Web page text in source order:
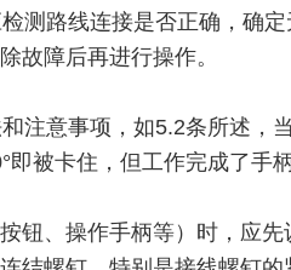
测路线连接是否正确，确
故障后再进行操作。
注意事项，如5.2条所述，
即被卡住，但工作完成了手
钮、操作手柄等）时，应